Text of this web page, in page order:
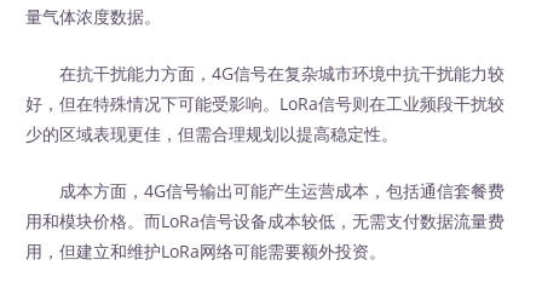
量气体浓度数据。
在抗干扰能力方面，4G信号在复杂城市环境中抗干扰能力较
好，但在特殊情况下可能受影响。LoRa信号则在工业频段干扰较
少的区域表现更佳，但需合理规划以提高稳定性。
成本方面，4G信号输出可能产生运营成本，包括通信套餐费
用和模块价格。而LoRa信号设备成本较低，无需支付数据流量费
用，但建立和维护LoRa网络可能需要额外投资。